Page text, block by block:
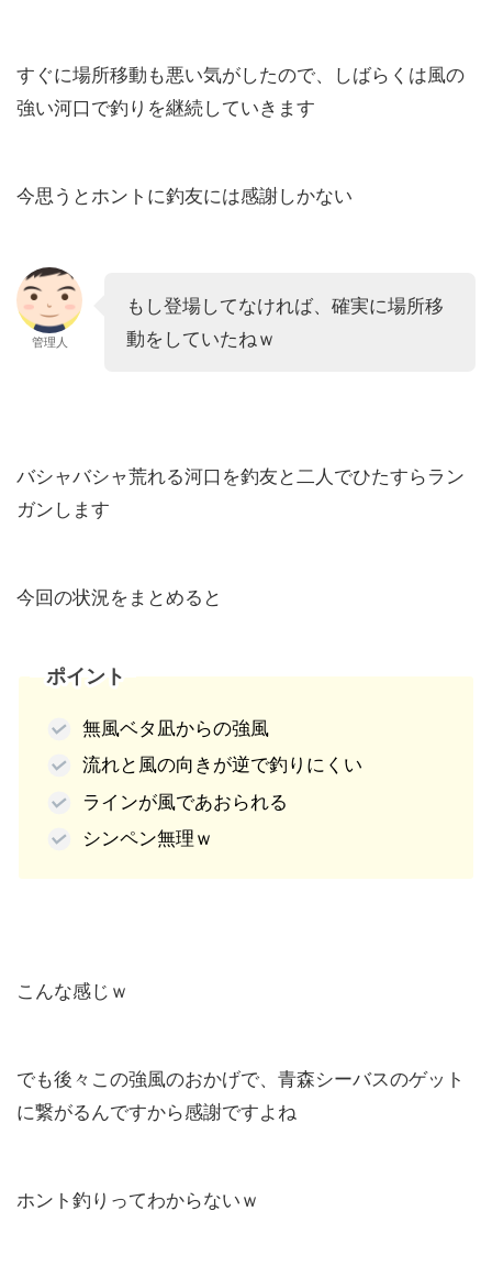
すぐに場所移動も悪い気がしたので、しばらくは風の
強い河口で釣りを継続していきます
今思うとホントに釣友には感謝しかない
管理人
もし登場してなければ、確実に場所移
動をしていたねｗ
バシャバシャ荒れる河口を釣友と二人でひたすらラン
ガンします
今回の状況をまとめると
ポイント
無風ベタ凪からの強風
流れと風の向きが逆で釣りにくい
ラインが風であおられる
シンペン無理ｗ
こんな感じｗ
でも後々この強風のおかげで、青森シーバスのゲット
に繋がるんですから感謝ですよね
ホント釣りってわからないｗ